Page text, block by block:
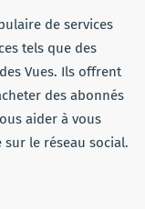
de services
tels que des
Vues. Ils offrent
des abonnés
aider à vous
le réseau social.